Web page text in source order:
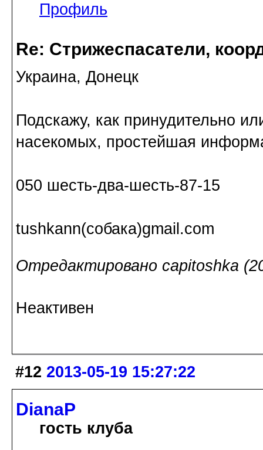
Профиль
Re: Стрижеспасатели,
Украина, Донецк
Подскажу, как принудительно
насекомых, простейшая
050 шесть-два-шесть-87-15
tushkann(собака)gmail.com
Отредактировано capitoshka
Неактивен
#12 2013-05-19 15:27:22
DianaP
гость клуба